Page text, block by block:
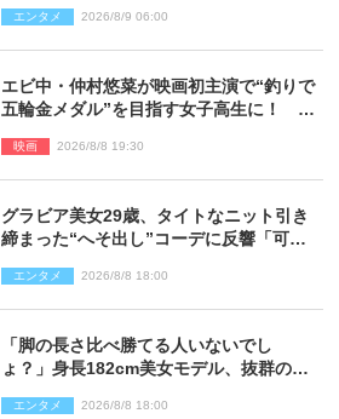
エンタメ 2026/8/9 06:00
エビ中・仲村悠菜が映画初主演で“釣りで
五輪金メダル”を目指す女子高生に！ 映
映画 2026/8/8 19:30
グラビア美女29歳、タイトなニット引き
締まった“へそ出し”コーデに反響「可愛
エンタメ 2026/8/8 18:00
「脚の長さ比べ勝てる人いないでし
ょ？」身長182cm美女モデル、抜群のプ
エンタメ 2026/8/8 18:00